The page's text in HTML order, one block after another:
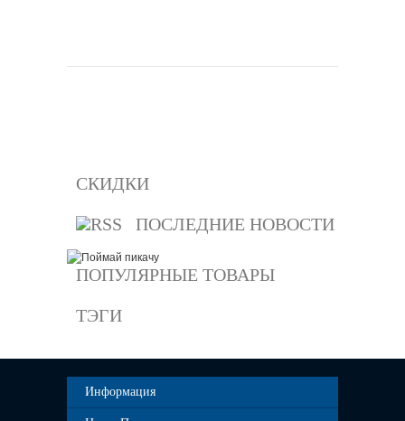
СКИДКИ
ПОСЛЕДНИЕ НОВОСТИ
ПОПУЛЯРНЫЕ ТОВАРЫ
ТЭГИ
Информация